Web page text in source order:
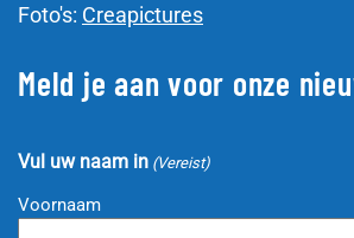
Foto's: Creapictures
Meld je aan voor onze
Vul uw naam in (Vereist)
Voornaam